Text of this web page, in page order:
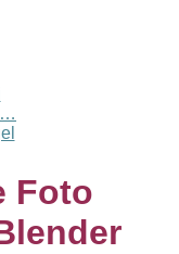
Foto